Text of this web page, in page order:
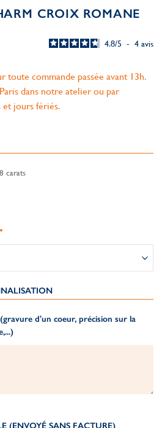
CROIX ROMANE
4.8/5 - 4 avis
toute commande passée avant 13h.
dans notre atelier ou par
jours fériés.
carats
d'un coeur, précision sur la
(ENVOYÉ SANS FACTURE)